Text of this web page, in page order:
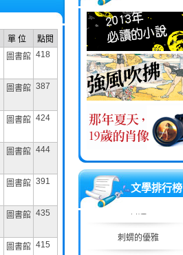
單 位
點閱
圖書館 418
圖書館 387
圖書館 424
圖書館 444
圖書館 391
圖書館 435
圖書館 415
文學排行榜
刺蝟的優雅